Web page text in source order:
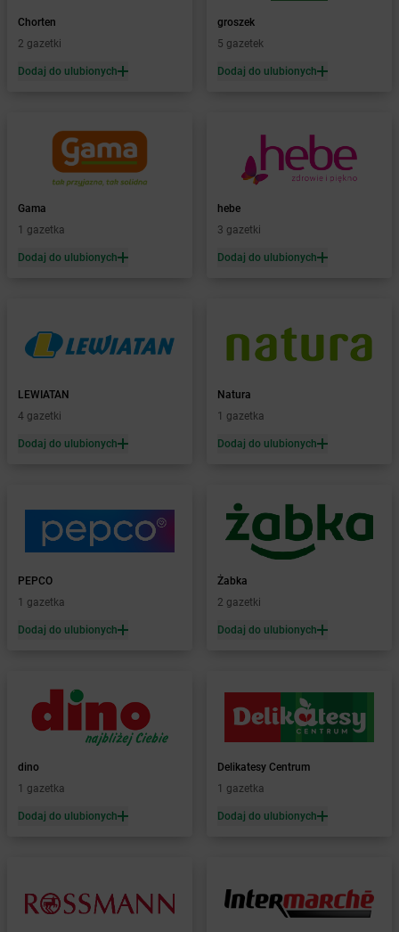
Żabka Bardo
Żabka Barlinek
Żabka Barniewice
Baruchowo
Barwałd Średni
Barwice
Żabka Bełchatów
Żabka Bestwina
Żabka
Bestwinka
Żabka BG1
Żabka Biała
Żabka
Biała Druga
Żabka Białe Błota
Żabka Białka
Żabka Białobrzegi
Żabka Białogard
Żabka Białogóra
Biały Dunajec
Żabka Białystok
Żabka Bibice
Żabka
Żabka Biedrusko
Żabka Bielany Wrocławskie
Żabka Bielsko
Chorten
2 gazetki
Dodaj do ulubionych
groszek
5 gazetek
Dodaj do ulubionych
Gama
1 gazetka
Dodaj do ulubionych
hebe
3 gazetki
Dodaj do ulubionych
LEWIATAN
4 gazetki
Dodaj do ulubionych
Natura
1 gazetka
Dodaj do ulubionych
PEPCO
1 gazetka
Dodaj do ulubionych
Żabka
2 gazetki
Dodaj do ulubionych
dino
1 gazetka
Dodaj do ulubionych
Delikatesy Centrum
1 gazetka
Dodaj do ulubionych